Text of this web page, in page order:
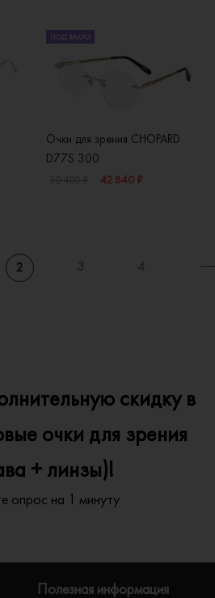
ПОД ЗАКАЗ
Очки для зрения CHOPARD
D77S 300
42 840 ₽
2
скидку в
очки для зрения
+ линзы)!
опрос на 1 минуту
Полезная информация